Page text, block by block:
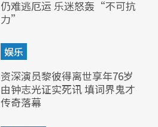
仍难逃厄运 乐迷怒轰“不可抗
力”
娱乐
资深演员黎彼得离世享年76岁
由钟志光证实死讯 填词界鬼才
传奇落幕